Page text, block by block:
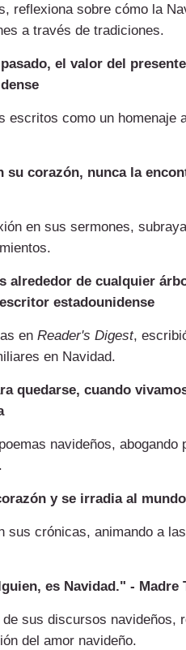
reflexiona sobre cómo la
a través de tradiciones.
el valor del
escritos como un homenaje
su corazón, nunca la
en sus sermones,
alrededor de cualquier
estadounidense
en Reader's Digest,
en Navidad.
quedarse, cuando
navideños,
y se irradia al
sus crónicas, animando a
es Navidad." - Madre
sus discursos navideños,
del amor navideño.